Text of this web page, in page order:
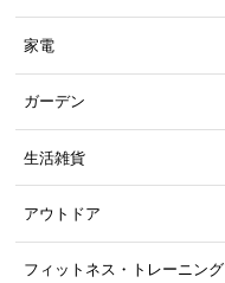
家電
ガーデン
生活雑貨
アウトドア
フィットネス・トレーニング